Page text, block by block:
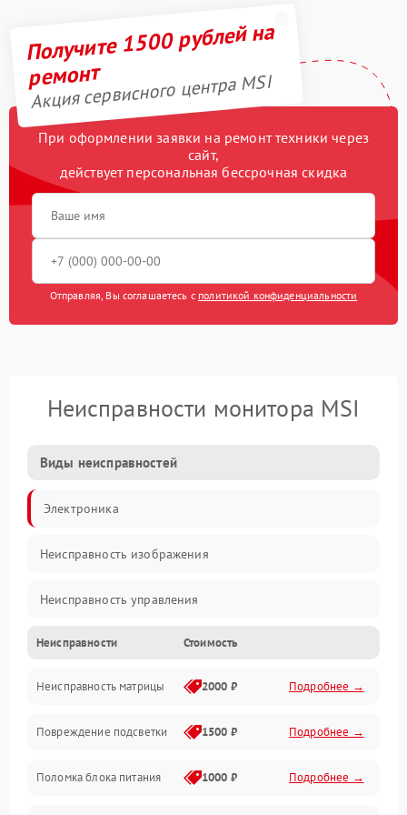
Получите 1500 рублей на
ремонт
Акция сервисного центра MSI
При оформлении заявки на ремонт техники через
сайт,
действует персональная бессрочная скидка
Отправляя, Вы соглашаетесь с политикой конфиденциальности
Неисправности монитора MSI
Виды неисправностей
Электроника
Неисправность изображения
Неисправность управления
Неисправность интерфейсов
Прочие неисправности
Неисправность звука
Механические повреждения
Неисправности Стоимость
Неисправность матрицы 2000 ₽ Подробнее →
Повреждение подсветки 1500 ₽ Подробнее →
Поломка блока питания 1000 ₽ Подробнее →